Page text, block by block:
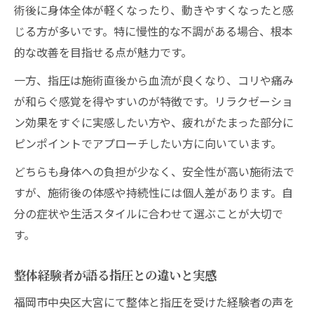
術後に身体全体が軽くなったり、動きやすくなったと感
じる方が多いです。特に慢性的な不調がある場合、根本
的な改善を目指せる点が魅力です。
一方、指圧は施術直後から血流が良くなり、コリや痛み
が和らぐ感覚を得やすいのが特徴です。リラクゼーショ
ン効果をすぐに実感したい方や、疲れがたまった部分に
ピンポイントでアプローチしたい方に向いています。
どちらも身体への負担が少なく、安全性が高い施術法で
すが、施術後の体感や持続性には個人差があります。自
分の症状や生活スタイルに合わせて選ぶことが大切で
す。
整体経験者が語る指圧との違いと実感
福岡市中央区大宮にて整体と指圧を受けた経験者の声を